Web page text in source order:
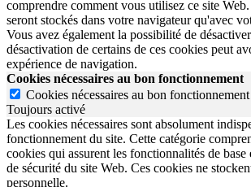
comprendre comment vous utilisez ce site
seront stockés dans votre navigateur qu'avec
Vous avez également la possibilité de
désactivation de certains de ces cookies peut
expérience de navigation.
Cookies nécessaires au bon fonctionnement
Cookies nécessaires au bon fonctionnement
Toujours activé
Les cookies nécessaires sont absolument
fonctionnement du site. Cette catégorie
cookies qui assurent les fonctionnalités de
de sécurité du site Web. Ces cookies ne
personnelle.